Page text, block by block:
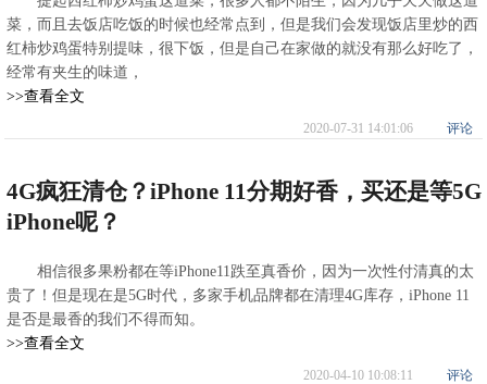
菜，而且去饭店吃饭的时候也经常点到，但是我们会发现饭店里炒的西
红柿炒鸡蛋特别提味，很下饭，但是自己在家做的就没有那么好吃了，
经常有夹生的味道，
>>查看全文
2020-07-31 14:01:06 评论
4G疯狂清仓？iPhone 11分期好香，买还是等5G
iPhone呢？
相信很多果粉都在等iPhone11跌至真香价，因为一次性付清真的太
贵了！但是现在是5G时代，多家手机品牌都在清理4G库存，iPhone 11
是否是最香的我们不得而知。
>>查看全文
2020-04-10 10:08:11 评论